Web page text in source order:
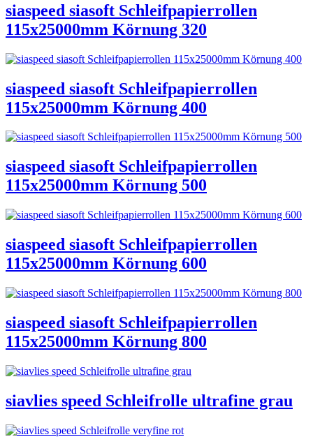
siaspeed siasoft Schleifpapierrollen
115x25000mm Körnung 320
siaspeed siasoft Schleifpapierrollen
115x25000mm Körnung 400
siaspeed siasoft Schleifpapierrollen
115x25000mm Körnung 500
siaspeed siasoft Schleifpapierrollen
115x25000mm Körnung 600
siaspeed siasoft Schleifpapierrollen
115x25000mm Körnung 800
siavlies speed Schleifrolle ultrafine grau